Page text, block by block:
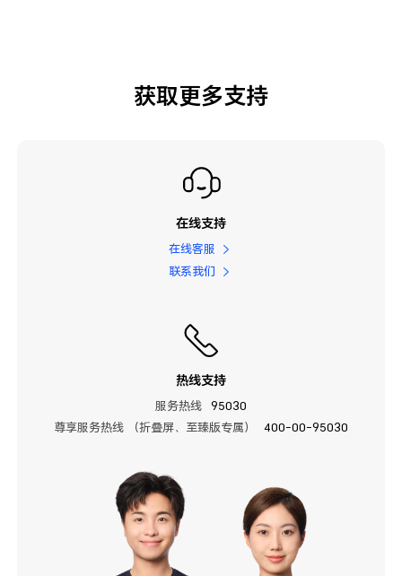
获取更多支持
在线支持
在线客服
联系我们
热线支持
服务热线
95030
尊享服务热线 （折叠屏、至臻版专属）
400-00-95030